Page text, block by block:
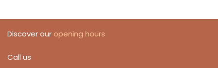
Discover our opening hours
Call us